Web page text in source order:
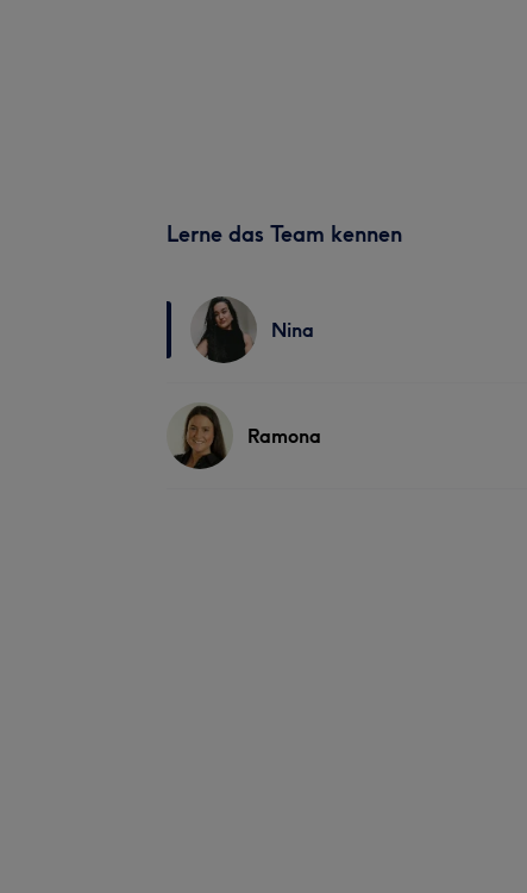
Lerne das Team kennen
Nina
Ramona